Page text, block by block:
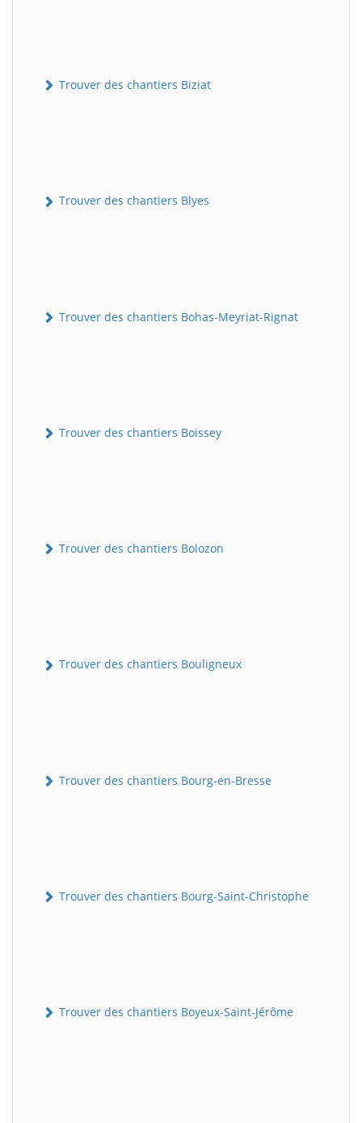
Trouver des chantiers Biziat
Trouver des chantiers Blyes
Trouver des chantiers Bohas-Meyriat-Rignat
Trouver des chantiers Boissey
Trouver des chantiers Bolozon
Trouver des chantiers Bouligneux
Trouver des chantiers Bourg-en-Bresse
Trouver des chantiers Bourg-Saint-Christophe
Trouver des chantiers Boyeux-Saint-Jérôme